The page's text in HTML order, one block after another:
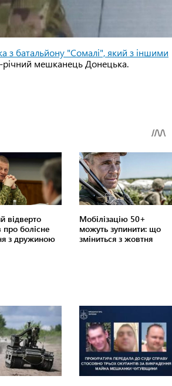
з батальйону "Сомалі", який з іншими
мешканець Донецька.